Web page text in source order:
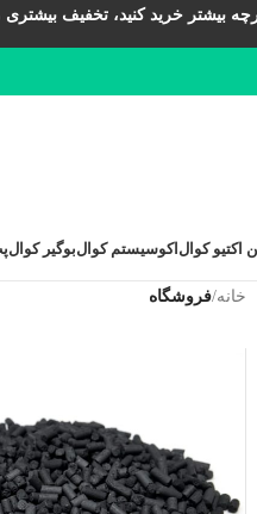
بیشتر خرید کنید، تخفیف بیشتری
اکتیو کوال اکوسیستم کوالبوگیر کوال
خانه/فروشگاه